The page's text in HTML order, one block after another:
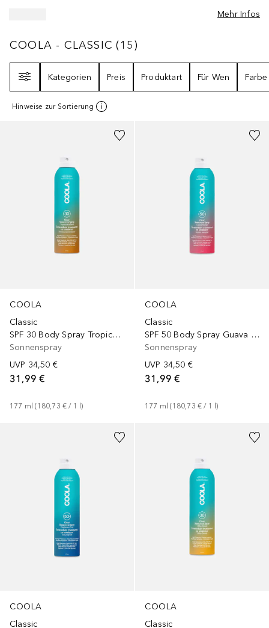
Mehr Infos
COOLA - CLASSIC 15
COOLA - CLASSIC (15)
Kategorien
Preis Produktart Für Wen Farbe
Hinweise zur Sortierung
COOLA
Classic
SPF 30 Body Spray Tropical Coconut
Sonnenspray
UVP 34,50 €
31,99 €
177 ml (180,73 € / 1 l)
COOLA
Classic
SPF 50 Body Spray Guava Mango
Sonnenspray
UVP 34,50 €
31,99 €
177 ml (180,73 € / 1 l)
COOLA
Classic
COOLA
Classic